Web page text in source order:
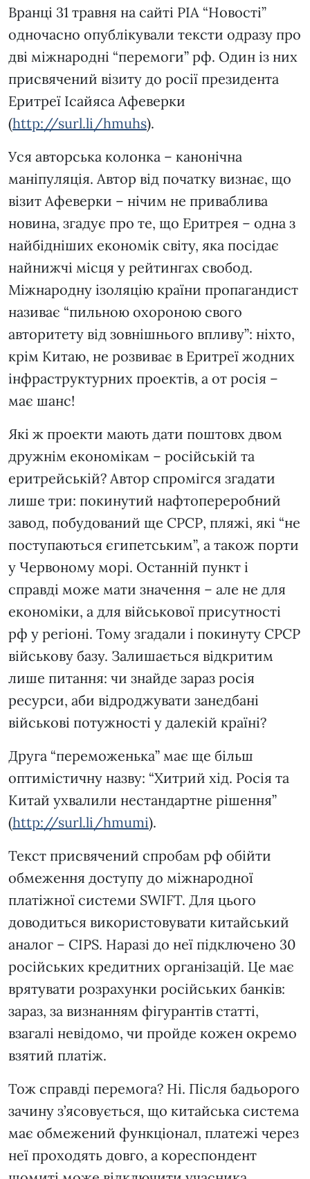
Вранці 31 травня на сайті РІА “Новості”
одночасно опублікували тексти одразу про
дві міжнародні “перемоги” рф. Один із них
присвячений візиту до росії президента
Еритреї Ісайяса Афеверки
(http://surl.li/hmuhs).
Уся авторська колонка – канонічна
маніпуляція. Автор від початку визнає, що
візит Афеверки – нічим не приваблива
новина, згадує про те, що Еритрея – одна з
найбідніших економік світу, яка посідає
найнижчі місця у рейтингах свобод.
Міжнародну ізоляцію країни пропагандист
називає “пильною охороною свого
авторитету від зовнішнього впливу”: ніхто,
крім Китаю, не розвиває в Еритреї жодних
інфраструктурних проектів, а от росія –
має шанс!
Які ж проекти мають дати поштовх двом
дружнім економікам – російській та
еритрейській? Автор спромігся згадати
лише три: покинутий нафтопереробний
завод, побудований ще СРСР, пляжі, які “не
поступаються єгипетським”, а також порти
у Червоному морі. Останній пункт і
справді може мати значення – але не для
економіки, а для військової присутності
рф у регіоні. Тому згадали і покинуту СРСР
військову базу. Залишається відкритим
лише питання: чи знайде зараз росія
ресурси, аби відроджувати занедбані
військові потужності у далекій країні?
Друга “переможенька” має ще більш
оптимістичну назву: “Хитрий хід. Росія та
Китай ухвалили нестандартне рішення”
(http://surl.li/hmumi).
Текст присвячений спробам рф обійти
обмеження доступу до міжнародної
платіжної системи SWIFT. Для цього
доводиться використовувати китайський
аналог – CIPS. Наразі до неї підключено 30
російських кредитних організацій. Це має
врятувати розрахунки російських банків:
зараз, за визнанням фігурантів статті,
взагалі невідомо, чи пройде кожен окремо
взятий платіж.
Тож справді перемога? Ні. Після бадьорого
зачину з’ясовується, що китайська система
має обмежений функціонал, платежі через
неї проходять довго, а кореспондент